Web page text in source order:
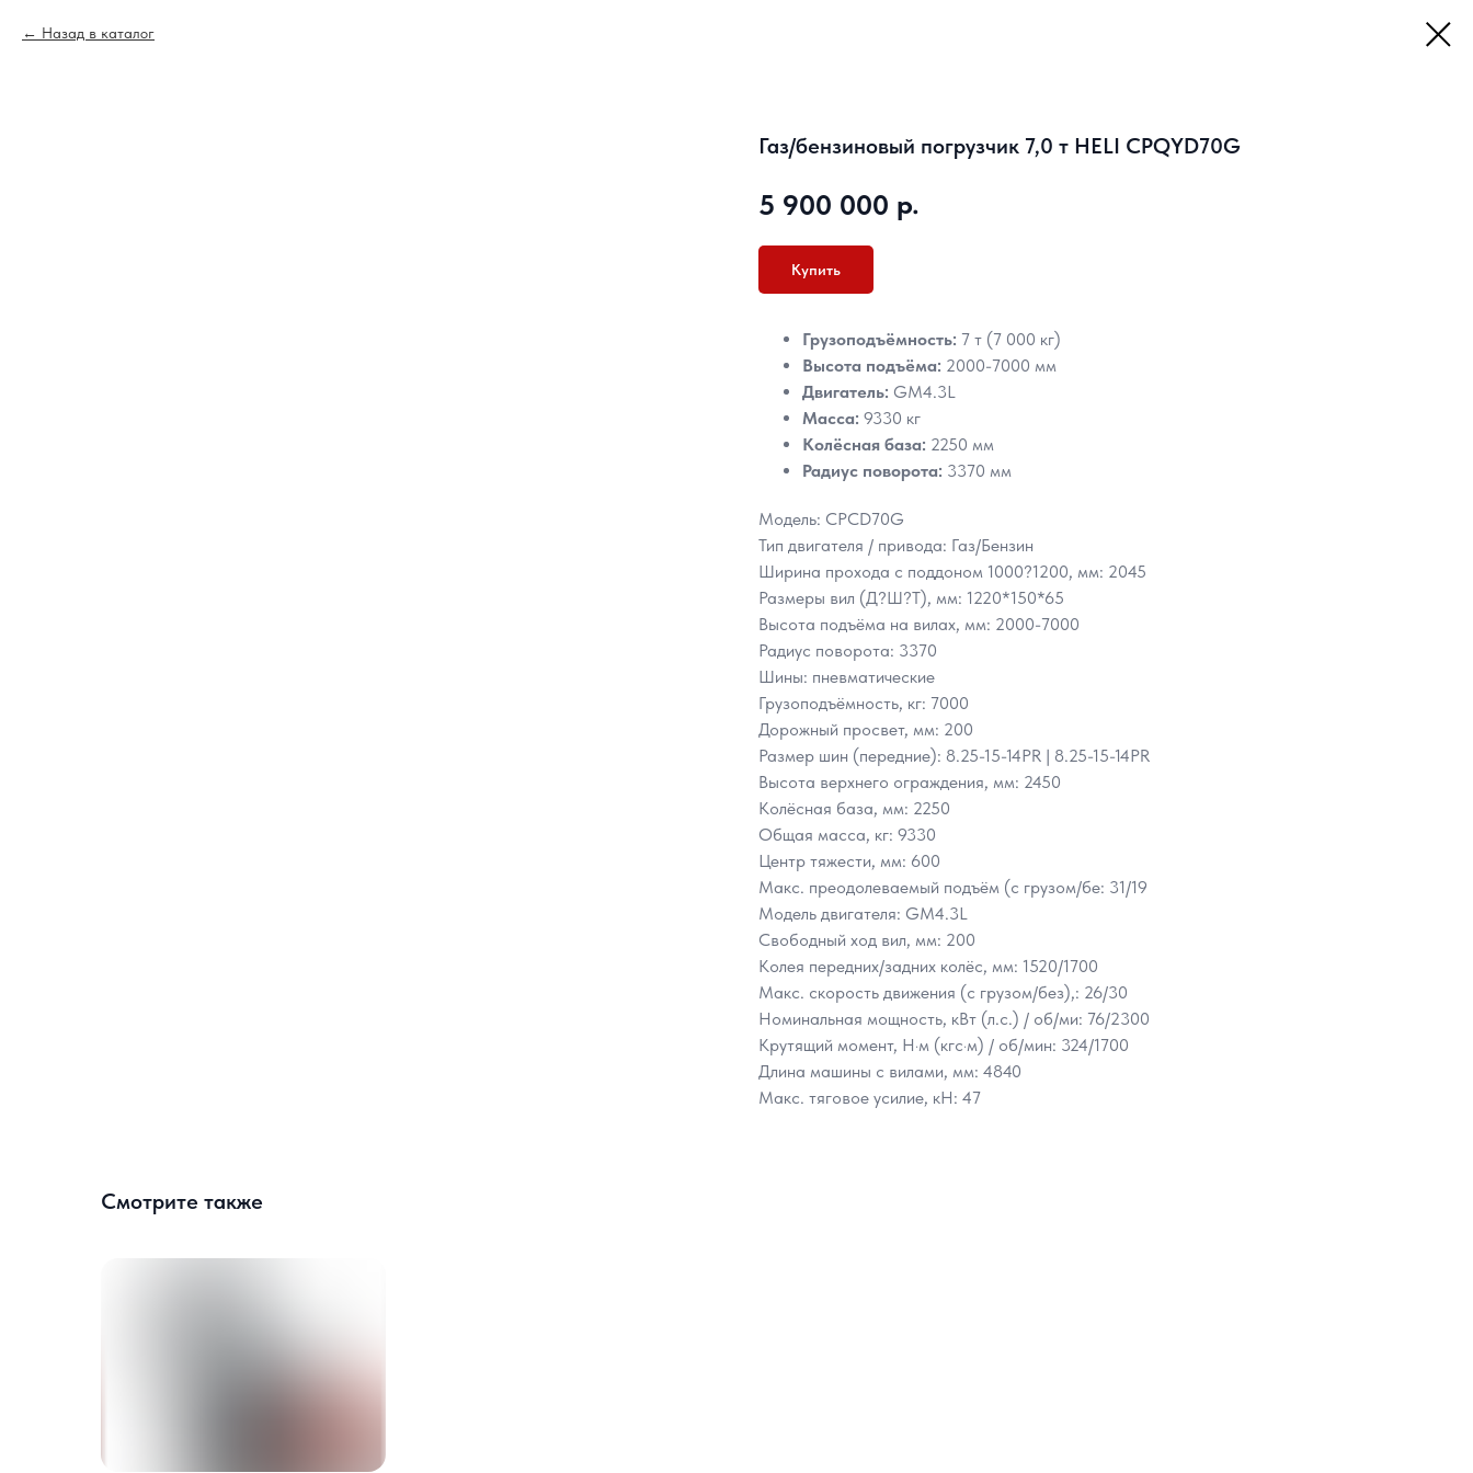
Назад в каталог
Газ/бензиновый погрузчик 7,0 т HELI CPQYD70G
5 900 000 р.
Купить
Грузоподъёмность: 7 т (7 000 кг)
Высота подъёма: 2000-7000 мм
Двигатель: GM4.3L
Масса: 9330 кг
Колёсная база: 2250 мм
Радиус поворота: 3370 мм
Модель: CPCD70G
Тип двигателя / привода: Газ/Бензин
Ширина прохода с поддоном 1000?1200, мм: 2045
Размеры вил (Д?Ш?Т), мм: 1220*150*65
Высота подъёма на вилах, мм: 2000-7000
Радиус поворота: 3370
Шины: пневматические
Грузоподъёмность, кг: 7000
Дорожный просвет, мм: 200
Размер шин (передние): 8.25-15-14PR | 8.25-15-14PR
Высота верхнего ограждения, мм: 2450
Колёсная база, мм: 2250
Общая масса, кг: 9330
Центр тяжести, мм: 600
Макс. преодолеваемый подъём (с грузом/бе: 31/19
Модель двигателя: GM4.3L
Свободный ход вил, мм: 200
Колея передних/задних колёс, мм: 1520/1700
Макс. скорость движения (с грузом/без),: 26/30
Номинальная мощность, кВт (л.с.) / об/ми: 76/2300
Крутящий момент, Н·м (кгс·м) / об/мин: 324/1700
Длина машины с вилами, мм: 4840
Макс. тяговое усилие, кН: 47
Смотрите также